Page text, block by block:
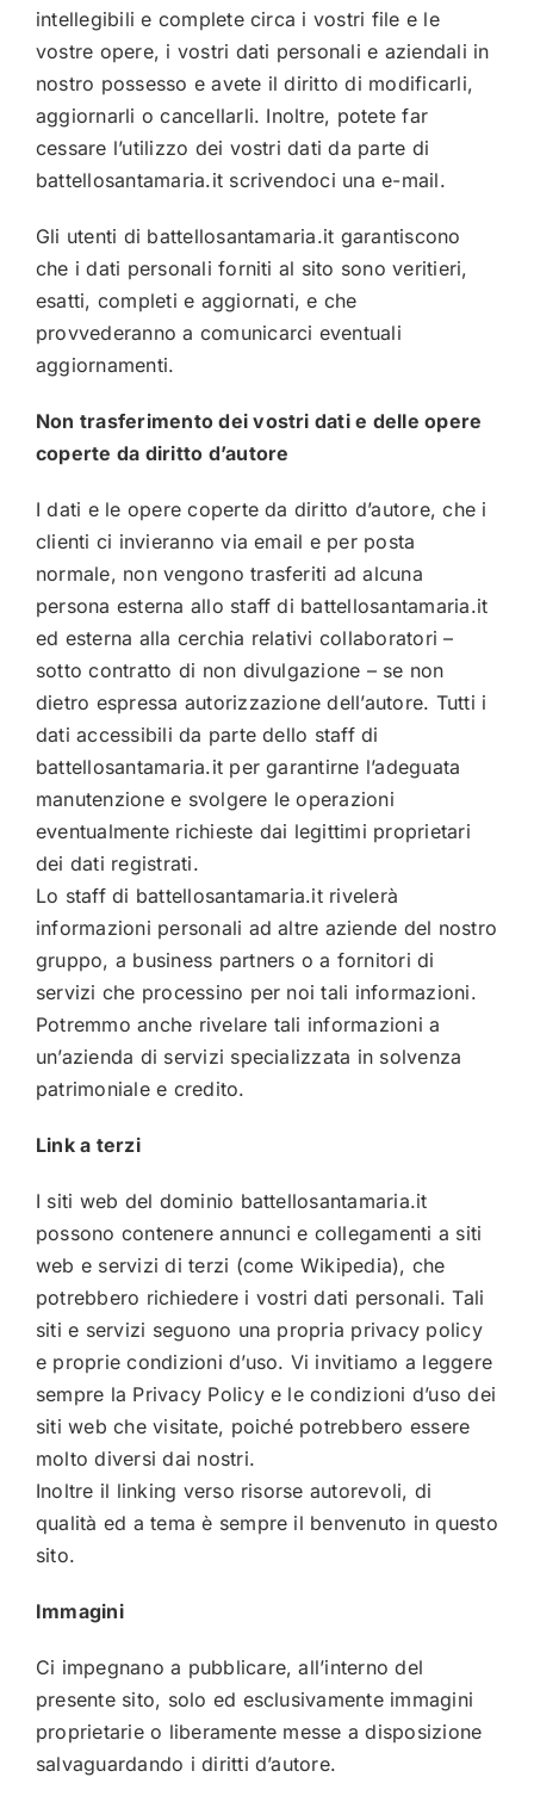
intellegibili e complete circa i vostri file e le
vostre opere, i vostri dati personali e aziendali in
nostro possesso e avete il diritto di modificarli,
aggiornarli o cancellarli. Inoltre, potete far
cessare l’utilizzo dei vostri dati da parte di
battellosantamaria.it scrivendoci una e-mail.
Gli utenti di battellosantamaria.it garantiscono
che i dati personali forniti al sito sono veritieri,
esatti, completi e aggiornati, e che
provvederanno a comunicarci eventuali
aggiornamenti.
Non trasferimento dei vostri dati e delle opere
coperte da diritto d’autore
I dati e le opere coperte da diritto d’autore, che i
clienti ci invieranno via email e per posta
normale, non vengono trasferiti ad alcuna
persona esterna allo staff di battellosantamaria.it
ed esterna alla cerchia relativi collaboratori –
sotto contratto di non divulgazione – se non
dietro espressa autorizzazione dell’autore. Tutti i
dati accessibili da parte dello staff di
battellosantamaria.it per garantirne l’adeguata
manutenzione e svolgere le operazioni
eventualmente richieste dai legittimi proprietari
dei dati registrati.
Lo staff di battellosantamaria.itrivelerà
informazioni personali ad altre aziende del nostro
gruppo, a business partners o a fornitori di
servizi che processino per noi tali informazioni.
Potremmo anche rivelare tali informazioni a
un’azienda di servizi specializzata in solvenza
patrimoniale e credito.
Link a terzi
I siti web del dominio battellosantamaria.it
possono contenere annunci e collegamenti a siti
web e servizi di terzi (come Wikipedia), che
potrebbero richiedere i vostri dati personali. Tali
siti e servizi seguono una propria privacy policy
e proprie condizioni d’uso. Vi invitiamo a leggere
sempre la Privacy Policy e le condizioni d’uso dei
siti web che visitate, poiché potrebbero essere
molto diversi dai nostri.
Inoltre il linking verso risorse autorevoli, di
qualità ed a tema è sempre il benvenuto in questo
sito.
Immagini
Ci impegnano a pubblicare, all’interno del
presente sito, solo ed esclusivamente immagini
proprietarie o liberamente messe a disposizione
salvaguardando i diritti d’autore.